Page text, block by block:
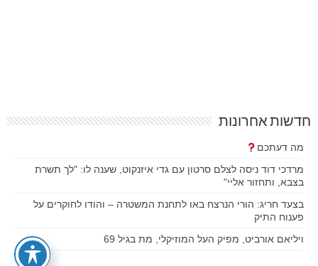
חדשות אחרונות
מה דעתכם
מרדכי דוד ניסה לצלם סרטון עם גדי איזנקוט, שענה לו: "לך תשרת
בצבא, ותחזור אליי"
בצעד חריג: הורי הנרצח באו לתחנת המשטרה – והודו לחוקרים על
פענוח התיק
ויליאם אורביט, מפיק העל המוזיקלי, מת בגיל 69